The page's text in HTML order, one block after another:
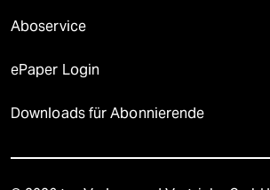
Aboservice
ePaper Login
Downloads für Abonnierende